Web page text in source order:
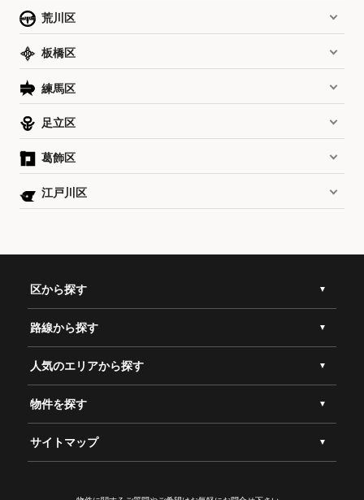
荒川区
板橋区
練馬区
足立区
葛飾区
江戸川区
区から探す
路線から探す
人気のエリアから探す
物件を探す
サイトマップ